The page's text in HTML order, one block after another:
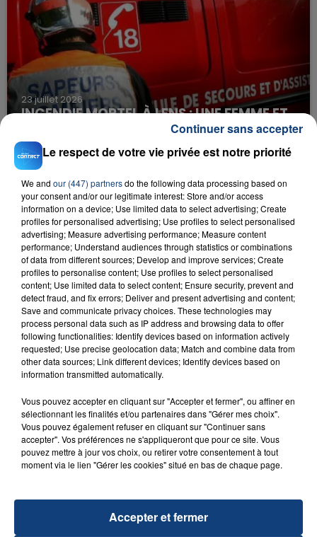
23 juillet 2026
INCENDIE MORTEL À LENS : UNE FEMME ET
SON BÉBÉ ENTRE LA VIE ET LA...
Un homme s'est immolé par le feu après avoir
aspergé sa compagne et leur bébé de trois mois
d'un liquide inflammable.
20 juillet 2026
UNE ADOLESCENTE DEVANT SE FAIRE
OPÉRER DE LA CHEVILLE RESSORT DE LA...
La famille a porté plainte contre la clinique qui a
reconnu sa responsabilité et présenté ses
excuses.
TITRES DIFFUSÉS
19h15
19h15 19h13
19h13
Le respect de votre vie privée est notre priorité
We and our (447) partnersdo the following data processing based on
your consent and/or our legitimate interest: Store and/or access
information on a device; Use limited data to select advertising; Create
profiles for personalised advertising; Use profiles to select personalised
advertising; Measure advertising performance; Measure content
performance; Understand audiences through statistics or combinations
of data from different sources; Develop and improve services; Create
profiles to personalise content; Use profiles to select personalised
content; Use limited data to select content; Ensure security, prevent and
detect fraud, and fix errors; Deliver and present advertising and content;
Save and communicate privacy choices. These technologies may
process personal data such as IP address and browsing data to offer
following functionalities: Identify devices based on information actively
requested; Use precise geolocation data; Match and combine data from
other data sources; Link different devices; Identify devices based on
information transmitted automatically.
Vous pouvez accepter en cliquant sur "Accepter et fermer", ou affiner en
sélectionnant les finalités et/ou partenaires dans "Gérer mes choix".
Vous pouvez également refuser en cliquant sur "Continuer sans
accepter". Vos préférences ne s'appliqueront que pour ce site. Vous
pouvez mettre à jour vos choix, ou retirer votre consentement à tout
moment via le lien "Gérer les cookies" situé en bas de chaque page.
Accepter et fermer
Continuer sans accepter